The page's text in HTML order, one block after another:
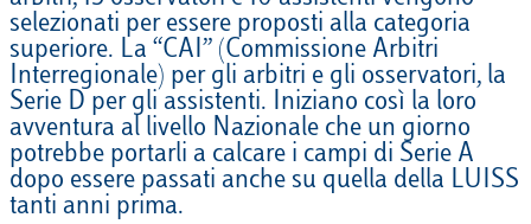
selezionati per essere proposti alla categoria
superiore. La “CAI” (Commissione Arbitri
Interregionale) per gli arbitri e gli osservatori, la
Serie D per gli assistenti. Iniziano così la loro
avventura al livello Nazionale che un giorno
potrebbe portarli a calcare i campi di Serie A
dopo essere passati anche su quella della LUISS
tanti anni prima.